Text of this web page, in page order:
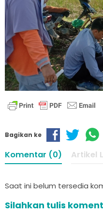
Bagikan ke
Komentar (0) Artikel
Saat ini belum tersedia
Silahkan tulis